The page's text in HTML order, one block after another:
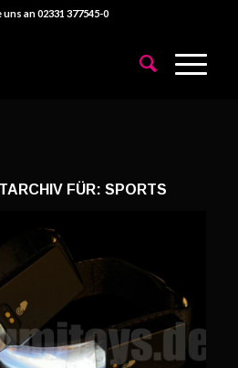
uns an 02331 377545-0
FÜR:SPORTS